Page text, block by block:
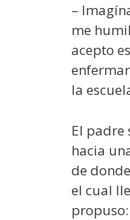
–
me
acepto
la
El padre
hacia
de
el cual
propuso: